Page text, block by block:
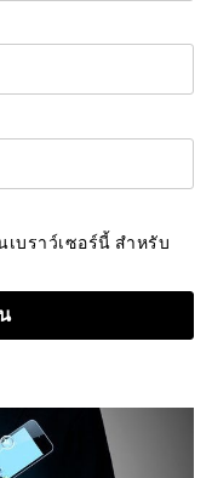
บราว์เซอร์นี้ สำหรับ